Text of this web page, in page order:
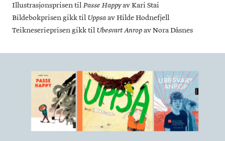
Illustrasjonsprisen tilPasse Happyav Kari Stai
Bildebokprisen gikk til Uppsaav Hilde Hodnefjell
Teikneserieprisen gikk til Ubesvart Anropav Nora Dåsnes